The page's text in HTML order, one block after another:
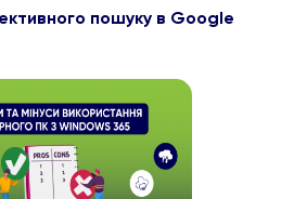
пошуку в Google